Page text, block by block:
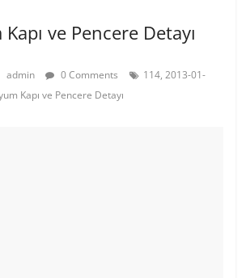
ve Pencere Detayı
admin 0 Comments
114, 2013-01-
Kapı ve Pencere Detayı